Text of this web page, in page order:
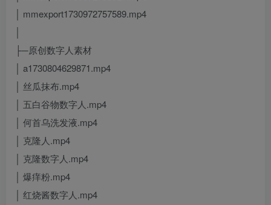
│ mmexport1730972757589.mp4
├─原创数字人素材
│ a1730804629871.mp4
│ 丝瓜抹布.mp4
│ 五白谷物数字人.mp4
│ 何首乌洗发液.mp4
│ 克隆人.mp4
│ 克隆数字人.mp4
│ 爆痒粉.mp4
│ 红烧酱数字人.mp4